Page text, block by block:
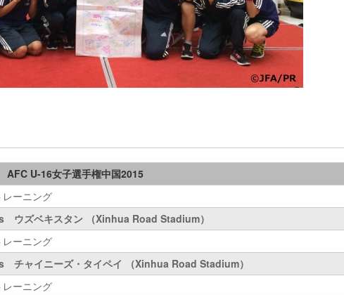
AFC U-16女子選手権中国2015
レーニング
ウズベキスタン （Xinhua Road Stadium）
レーニング
チャイニーズ・タイペイ （Xinhua Road Stadium）
レーニング